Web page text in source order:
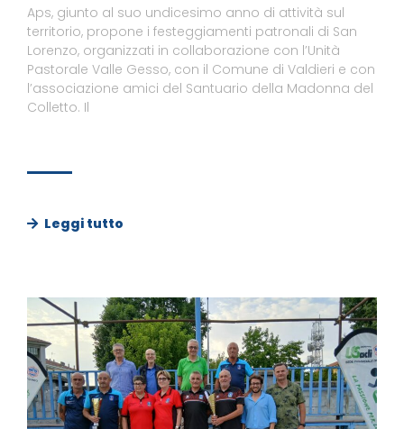
Aps, giunto al suo undicesimo anno di attività sul
territorio, propone i festeggiamenti patronali di San
Lorenzo, organizzati in collaborazione con l’Unità
Pastorale Valle Gesso, con il Comune di Valdieri e con
l’associazione amici del Santuario della Madonna del
Colletto. Il
Leggi tutto